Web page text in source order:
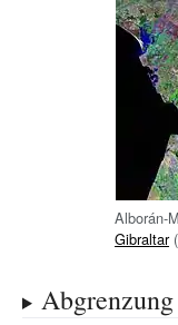
Alborán-
Gibraltar
Abgrenzung